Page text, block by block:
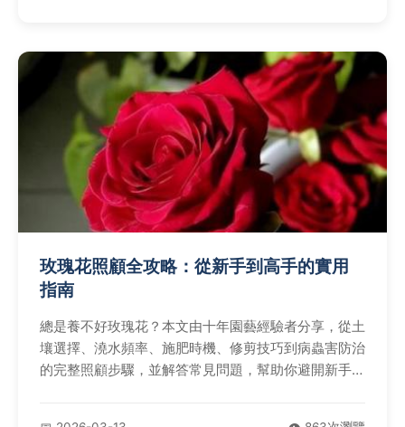
玫瑰花照顧全攻略：從新手到高手的實用
指南
總是養不好玫瑰花？本文由十年園藝經驗者分享，從土
壤選擇、澆水頻率、施肥時機、修剪技巧到病蟲害防治
的完整照顧步驟，並解答常見問題，幫助你避開新手錯